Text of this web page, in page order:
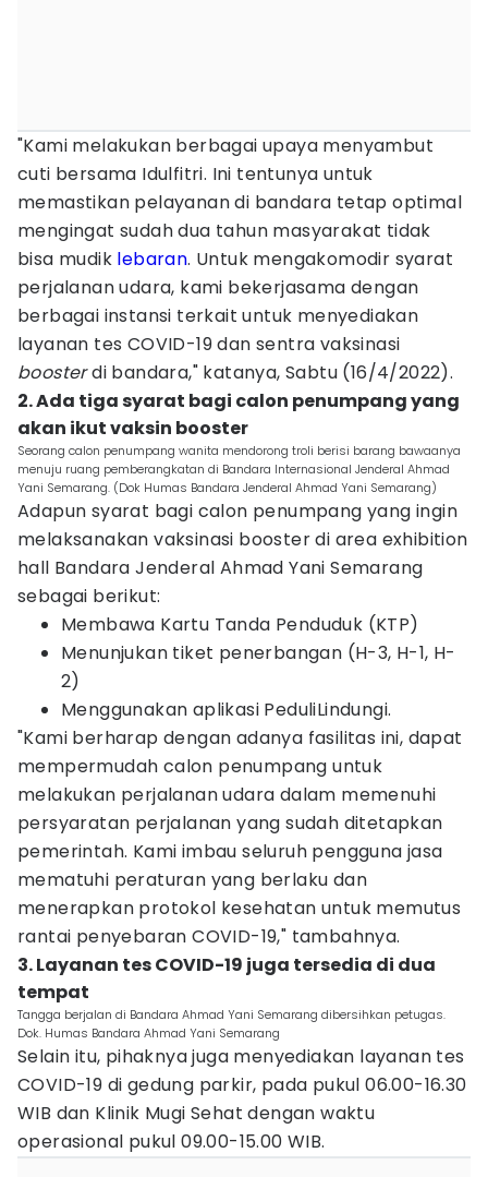
"Kami melakukan berbagai upaya menyambut
cuti bersama Idulfitri. Ini tentunya untuk
memastikan pelayanan di bandara tetap optimal
mengingat sudah dua tahun masyarakat tidak
bisa mudik lebaran. Untuk mengakomodir syarat
perjalanan udara, kami bekerjasama dengan
berbagai instansi terkait untuk menyediakan
layanan tes COVID-19 dan sentra vaksinasi
boosterdi bandara," katanya, Sabtu (16/4/2022).
2. Ada tiga syarat bagi calon penumpang yang
akan ikut vaksin booster
Seorang calon penumpang wanita mendorong troli berisi barang bawaanya
menuju ruang pemberangkatan di Bandara Internasional Jenderal Ahmad
Yani Semarang. (Dok Humas Bandara Jenderal Ahmad Yani Semarang)
Adapun syarat bagi calon penumpang yang ingin
melaksanakan vaksinasi booster di area exhibition
hall Bandara Jenderal Ahmad Yani Semarang
sebagai berikut:
Membawa Kartu Tanda Penduduk (KTP)
Menunjukan tiket penerbangan (H-3, H-1, H-
2)
Menggunakan aplikasi PeduliLindungi.
"Kami berharap dengan adanya fasilitas ini, dapat
mempermudah calon penumpang untuk
melakukan perjalanan udara dalam memenuhi
persyaratan perjalanan yang sudah ditetapkan
pemerintah. Kami imbau seluruh pengguna jasa
mematuhi peraturan yang berlaku dan
menerapkan protokol kesehatan untuk memutus
rantai penyebaran COVID-19," tambahnya.
3. Layanan tes COVID-19 juga tersedia di dua
tempat
Tangga berjalan di Bandara Ahmad Yani Semarang dibersihkan petugas.
Dok. Humas Bandara Ahmad Yani Semarang
Selain itu, pihaknya juga menyediakan layanan tes
COVID-19 di gedung parkir, pada pukul 06.00-16.30
WIB dan Klinik Mugi Sehat dengan waktu
operasional pukul 09.00-15.00 WIB.